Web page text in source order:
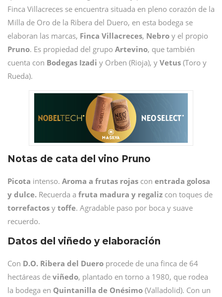
Finca Villacreces se encuentra situada en pleno corazón de la
Milla de Oro de la Ribera del Duero, en esta bodega se
elaboran las marcas, Finca Villacreces, Nebro y el propio
Pruno. Es propiedad del grupo Artevino, que también
cuenta con Bodegas Izadi y Orben (Rioja), y Vetus (Toro y
Rueda).
Notas de cata del vino Pruno
Picota intenso. Aroma a frutas rojas con entrada golosa
y dulce. Recuerda a fruta madura y regaliz con toques de
torrefactos y toffe. Agradable paso por boca y suave
recuerdo.
Datos del viñedo y elaboración
Con D.O. Ribera del Duero procede de una finca de 64
hectáreas de viñedo, plantado en torno a 1980, que rodea
la bodega en Quintanilla de Onésimo (Valladolid). Con un